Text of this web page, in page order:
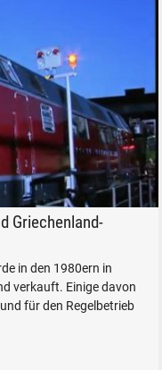
Griechenland-
in den 1980ern in
verkauft. Einige davon
für den Regelbetrieb